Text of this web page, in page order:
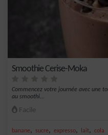
Smoothie Cerise-Moka
Commencez votre journée avec une
au smoothi...
Facile
banane, sucre, expresso, lait, cola